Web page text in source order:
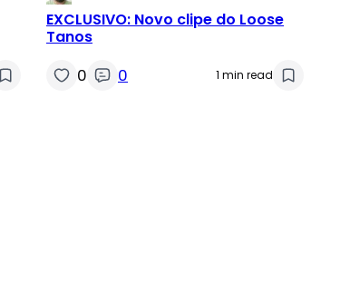
EXCLUSIVO: Novo clipe do Loose
Tanos
0 0 1 min read